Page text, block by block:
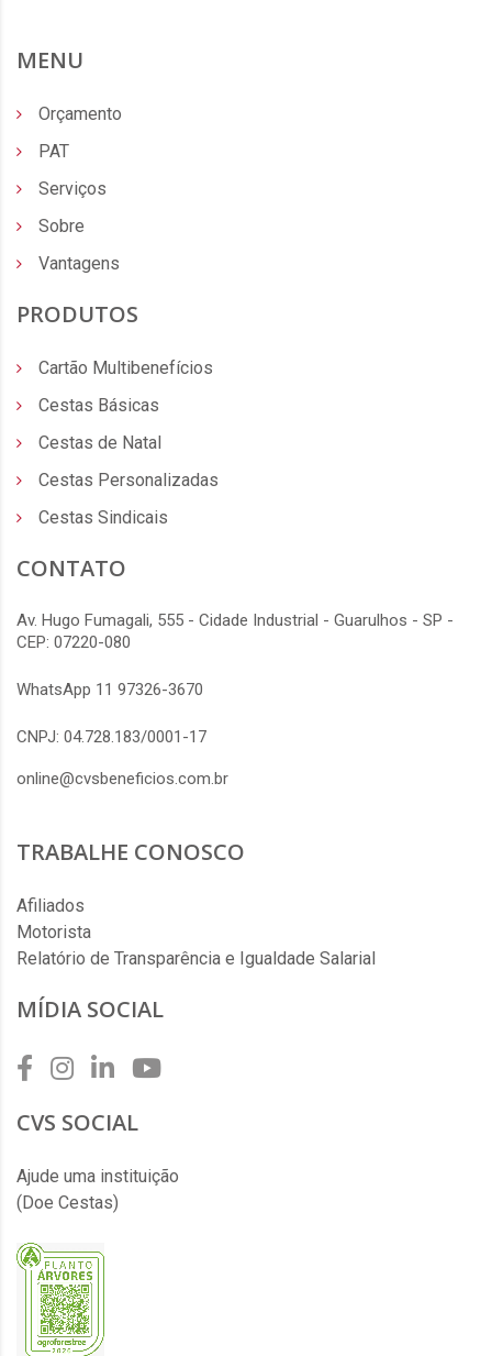
MENU
Orçamento
PAT
Serviços
Sobre
Vantagens
PRODUTOS
Cartão Multibenefícios
Cestas Básicas
Cestas de Natal
Cestas Personalizadas
Cestas Sindicais
CONTATO
Av. Hugo Fumagali, 555 - Cidade Industrial - Guarulhos - SP -
CEP: 07220-080
WhatsApp 11 97326-3670
CNPJ: 04.728.183/0001-17
online@cvsbeneficios.com.br
TRABALHE CONOSCO
Afiliados
Motorista
Relatório de Transparência e Igualdade Salarial
MÍDIA SOCIAL
CVS SOCIAL
Ajude uma instituição
(Doe Cestas)